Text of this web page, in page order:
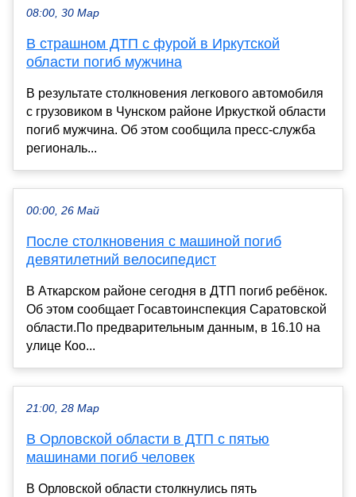
08:00, 30 Мар
В страшном ДТП с фурой в Иркутской
области погиб мужчина
В результате столкновения легкового автомобиля
с грузовиком в Чунском районе Иркусткой области
погиб мужчина. Об этом сообщила пресс-служба
региональ...
00:00, 26 Май
После столкновения с машиной погиб
девятилетний велосипедист
В Аткарском районе сегодня в ДТП погиб ребёнок.
Об этом сообщает Госавтоинспекция Саратовской
области.По предварительным данным, в 16.10 на
улице Коо...
21:00, 28 Мар
В Орловской области в ДТП с пятью
машинами погиб человек
В Орловской области столкнулись пять